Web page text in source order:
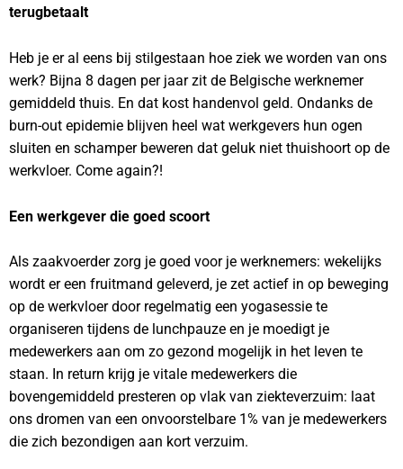
terugbetaalt
Heb je er al eens bij stilgestaan hoe ziek we worden van ons
werk? Bijna 8 dagen per jaar zit de Belgische werknemer
gemiddeld thuis. En dat kost handenvol geld. Ondanks de
burn-out epidemie blijven heel wat werkgevers hun ogen
sluiten en schamper beweren dat geluk niet thuishoort op de
werkvloer. Come again?!
Een werkgever die goed scoort
Als zaakvoerder zorg je goed voor je werknemers: wekelijks
wordt er een fruitmand geleverd, je zet actief in op beweging
op de werkvloer door regelmatig een yogasessie te
organiseren tijdens de lunchpauze en je moedigt je
medewerkers aan om zo gezond mogelijk in het leven te
staan. In return krijg je vitale medewerkers die
bovengemiddeld presteren op vlak van ziekteverzuim: laat
ons dromen van een onvoorstelbare 1% van je medewerkers
die zich bezondigen aan kort verzuim.